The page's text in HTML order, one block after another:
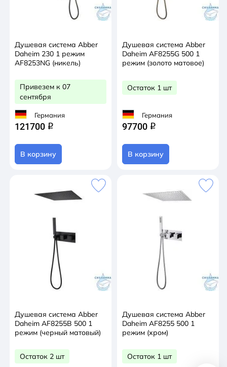
Душевая система Abber
Daheim 230 1 режим
AF8253NG (никель)
Привезем к 07
сентября
Германия
121700 q
В корзину
Душевая система Abber
Daheim AF8255G 500 1
режим (золото матовое)
Остаток 1 шт
Германия
97700 q
В корзину
Душевая система Abber
Daheim AF8255B 500 1
режим (черный матовый)
Остаток 2 шт
Душевая система Abber
Daheim AF8255 500 1
режим (хром)
Остаток 1 шт